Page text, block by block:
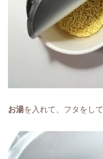
お湯を入れて、フタをして